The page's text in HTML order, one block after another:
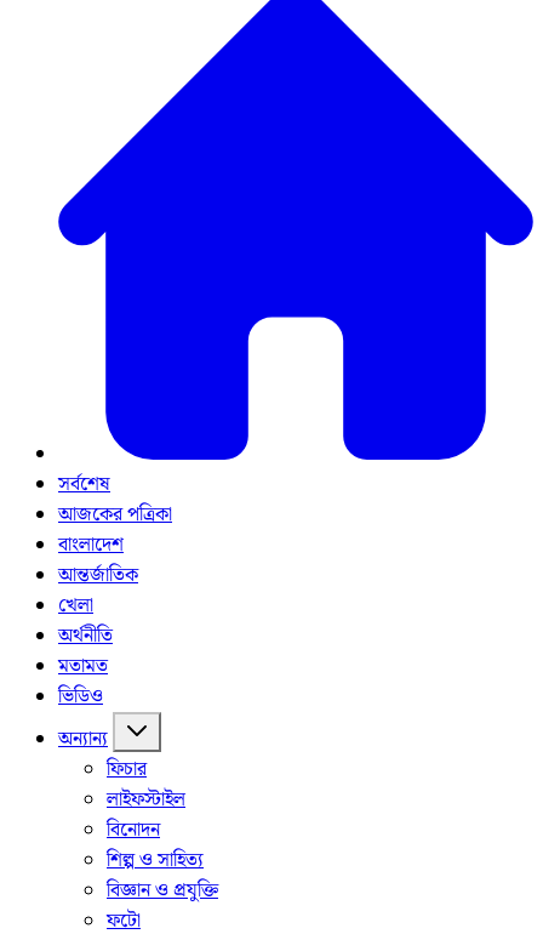
সর্বশেষ
আজকের পত্রিকা
বাংলাদেশ
আন্তর্জাতিক
খেলা
অর্থনীতি
মতামত
ভিডিও
অন্যান্য
ফিচার
লাইফস্টাইল
বিনোদন
শিল্প ও সাহিত্য
বিজ্ঞান ও প্রযুক্তি
ফটো